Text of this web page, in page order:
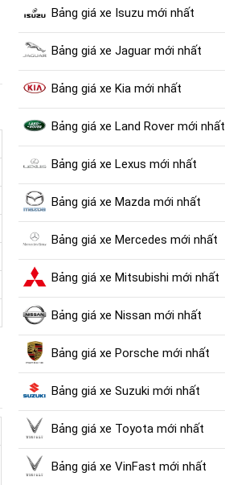
Bảng giá xe Isuzu mới nhất
Bảng giá xe Jaguar mới nhất
Bảng giá xe Kia mới nhất
Bảng giá xe Land Rover mới nhất
Bảng giá xe Lexus mới nhất
Bảng giá xe Mazda mới nhất
Bảng giá xe Mercedes mới nhất
Bảng giá xe Mitsubishi mới nhất
Bảng giá xe Nissan mới nhất
Bảng giá xe Porsche mới nhất
Bảng giá xe Suzuki mới nhất
Bảng giá xe Toyota mới nhất
Bảng giá xe VinFast mới nhất